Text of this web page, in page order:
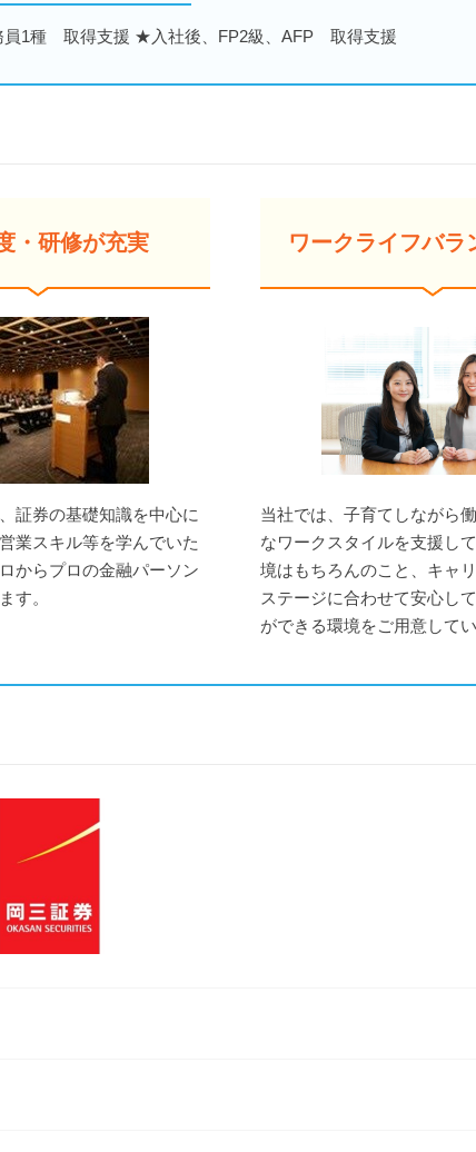
1種 取得支援 ★入社後、FP2級、AFP 取得支援
・研修が充実
証券の基礎知識を中心に
業スキル等を学んでいた
からプロの金融パーソン
す。
ワークライフバラ
当社では、子育てしながら
なワークスタイルを支援し
境はもちろんのこと、キャ
ステージに合わせて安心し
ができる環境をご用意してい